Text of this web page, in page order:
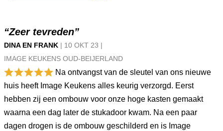
“Zeer tevreden”
DINA EN FRANK | 10 OKT 23 |
IMAGE KEUKENS OUD-BEIJERLAND
Na ontvangst van de sleutel van ons nieuwe
huis heeft Image Keukens alles keurig verzorgd. Eerst
hebben zij een ombouw voor onze hoge kasten gemaakt
waarna een dag later de stukadoor kwam. Na een paar
dagen drogen is de ombouw geschilderd en is Image